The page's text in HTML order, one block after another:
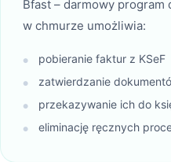
Bfast – darmowy
w chmurze umożliwia:
● pobieranie faktur z KSeF
● zatwierdzanie
● przekazywanie ich do
● eliminację ręcznych